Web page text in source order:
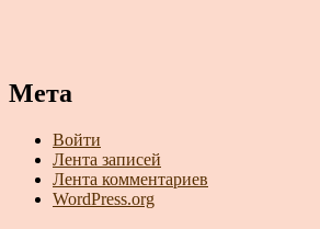
Мета
Войти
Лента записей
Лента комментариев
WordPress.org